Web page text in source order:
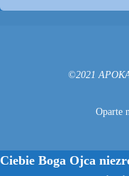
©2021
Oparte
Ciebie Boga Ojca